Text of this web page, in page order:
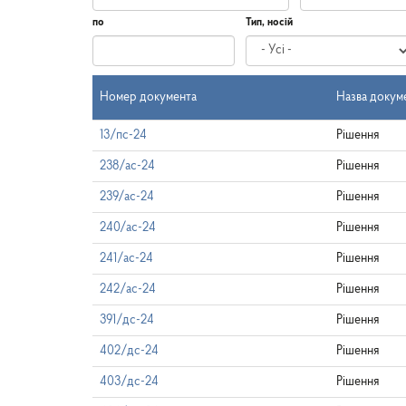
по
Дата
по
Тип, носій
Номер документа Назва
13/пс-24 Рішення
238/ас-24 Рішення
239/ас-24 Рішення
240/ас-24 Рішення
241/ас-24 Рішення
242/ас-24 Рішення
391/дс-24 Рішення
402/дс-24 Рішення
403/дс-24 Рішення